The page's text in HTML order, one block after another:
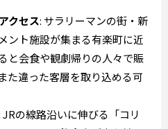
クセス: サラリーマンの街・新
ント施設が集まる有楽町に近
と会食や観劇帰りの人々で賑
た違った客層を取り込める可
JRの線路沿いに伸びる「コリ